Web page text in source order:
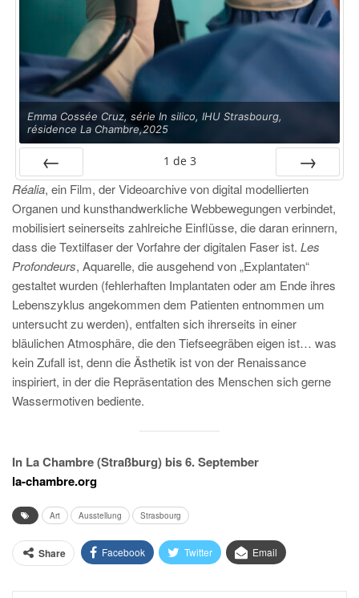
Emma Cossée Cruz, série In silico, IHU Strasbourg,
résidence La Chambre,2025
PRÉC
1 de 3
SUIV.
Réalia, ein Film, der Videoarchive von digital modellierten
Organen und kunsthandwerkliche Webbewegungen verbindet,
mobilisiert seinerseits zahlreiche Einflüsse, die daran erinnern,
dass die Textilfaser der Vorfahre der digitalen Faser ist. Les
Profondeurs, Aquarelle, die ausgehend von „Explantaten“
gestaltet wurden (fehlerhaften Implantaten oder am Ende ihres
Lebenszyklus angekommen dem Patienten entnommen um
untersucht zu werden), entfalten sich ihrerseits in einer
bläulichen Atmosphäre, die den Tiefseegräben eigen ist… was
kein Zufall ist, denn die Ästhetik ist von der Renaissance
inspiriert, in der die Repräsentation des Menschen sich gerne
Wassermotiven bediente.
In La Chambre (Straßburg) bis 6. September
la-chambre.org
Art Ausstellung Strasbourg
Share Facebook Twitter Email